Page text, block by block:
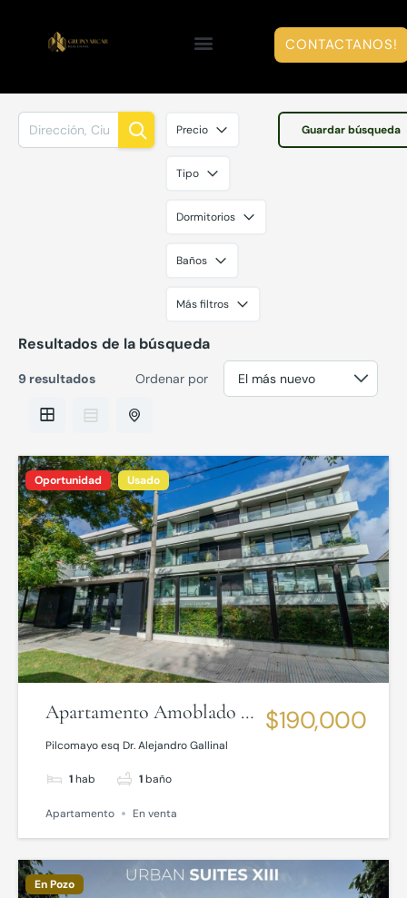
CONTACTANOS!
Guardar búsqueda
Precio
Tipo
Dormitorios
Baños
Más filtros
Resultados de la búsqueda
9 resultados Ordenar por
Oportunidad Usado
Apartamento Amoblado a
Pasos de la Rambla de
Malvín
Pilcomayo esq Dr. Alejandro Gallinal
1hab 1baño
$190,000
Apartamento En venta
En Pozo